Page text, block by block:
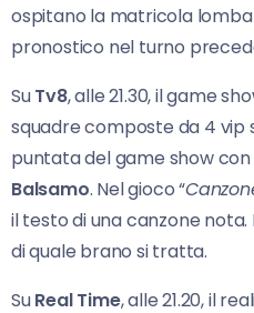
ospitano la matricola
pronostico nel turno
SuTv8, alle 21.30, il game
squadre composte da 4
puntata del game show con
Balsamo. Nel gioco “
il testo di una canzone
di quale brano si tratta.
SuReal Time, alle 21.20, il